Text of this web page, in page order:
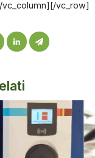
vc_row]